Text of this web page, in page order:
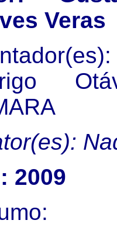
Veras
2009